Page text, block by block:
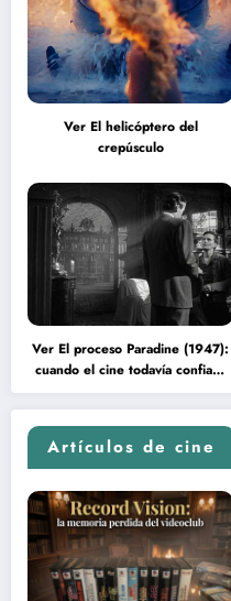
Ver El helicóptero del
crepúsculo
Ver El proceso Paradine (1947):
cuando el cine todavía confiaba
en la inteligencia del espectador
Artículos de cine